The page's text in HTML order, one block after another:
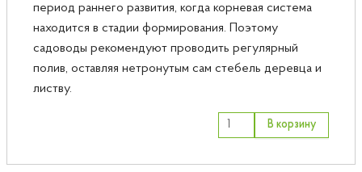
период раннего развития, когда корневая система
находится в стадии формирования. Поэтому
садоводы рекомендуют проводить регулярный
полив, оставляя нетронутым сам стебель деревца и
листву.
В корзину